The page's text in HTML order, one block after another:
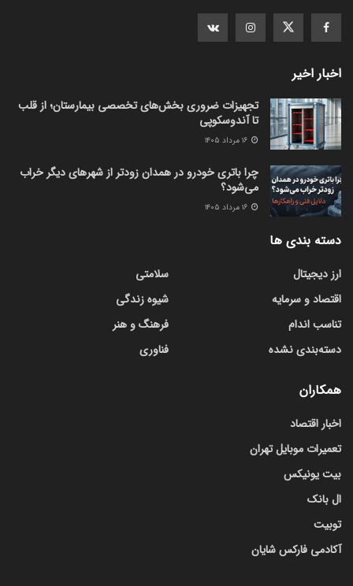
اخبار اخیر
تجهیزات ضروری بخش‌های تخصصی بیمارستان؛ از قلب
تا آندوسکوپی
چرا باتری خودرو در همدان زودتر از شهرهای دیگر خراب
می‌شود؟
دسته بندی ها
ارز دیجیتال
اقتصاد و سرمایه
تناسب اندام
دسته‌بندی نشده
سلامتی
شیوه زندگی
فرهنگ و هنر
فناوری
همکاران
اخبار اقتصاد
تعمیرات موبایل تهران
بیت یونیکس
ال بانک
توبیت
آکادمی فارکس شایان